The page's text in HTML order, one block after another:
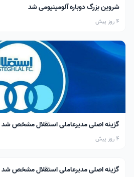
شروین بزرگ دوباره آلومینیومی شد
4 روز پیش
گزینه اصلی مدیرعاملی استقلال مشخص شد
4 روز پیش
گزینه اصلی مدیرعاملی استقلال مشخص شد